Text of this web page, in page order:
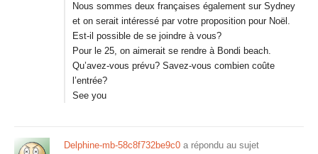
Nous sommes deux françaises également sur Sydney
et on serait intéressé par votre proposition pour Noël.
Est-il possible de se joindre à vous?
Pour le 25, on aimerait se rendre à Bondi beach.
Qu’avez-vous prévu? Savez-vous combien coûte
l’entrée?
See you
Delphine-mb-58c8f732be9c0 a répondu au sujet